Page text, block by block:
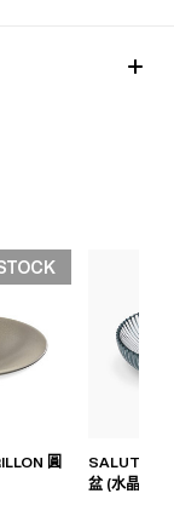
圓
SALUTE 藝
盆 (水晶色)